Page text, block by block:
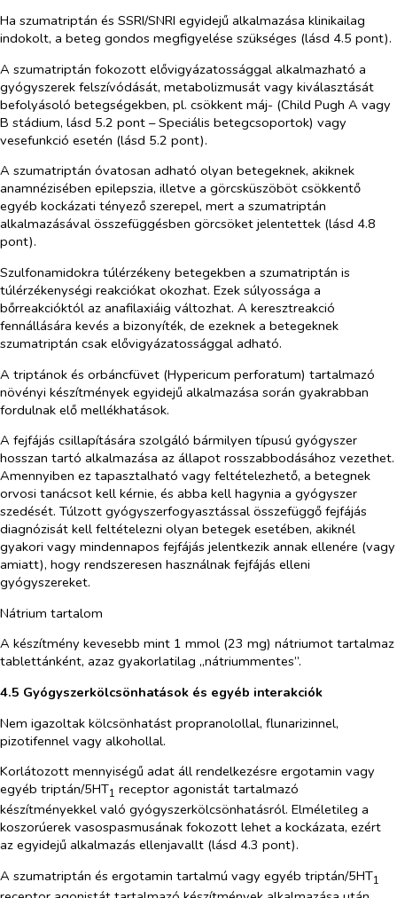
Ha szumatriptán és SSRI/SNRI egyidejű alkalmazása klinikailag
indokolt, a beteg gondos megfigyelése szükséges (lásd 4.5 pont).
A szumatriptán fokozott elővigyázatossággal alkalmazható a
gyógyszerek felszívódását, metabolizmusát vagy kiválasztását
befolyásoló betegségekben, pl. csökkent máj- (Child Pugh A vagy
B stádium, lásd 5.2 pont – Speciális betegcsoportok) vagy
vesefunkció esetén (lásd 5.2 pont).
A szumatriptán óvatosan adható olyan betegeknek, akiknek
anamnézisében epilepszia, illetve a görcsküszöböt csökkentő
egyéb kockázati tényező szerepel, mert a szumatriptán
alkalmazásával összefüggésben görcsöket jelentettek (lásd 4.8
pont).
Szulfonamidokra túlérzékeny betegekben a szumatriptán is
túlérzékenységi reakciókat okozhat. Ezek súlyossága a
bőrreakcióktól az anafilaxiáig változhat. A keresztreakció
fennállására kevés a bizonyíték, de ezeknek a betegeknek
szumatriptán csak elővigyázatossággal adható.
A triptánok és orbáncfüvet (Hypericum perforatum) tartalmazó
növényi készítmények egyidejű alkalmazása során gyakrabban
fordulnak elő mellékhatások.
A fejfájás csillapítására szolgáló bármilyen típusú gyógyszer
hosszan tartó alkalmazása az állapot rosszabbodásához vezethet.
Amennyiben ez tapasztalható vagy feltételezhető, a betegnek
orvosi tanácsot kell kérnie, és abba kell hagynia a gyógyszer
szedését. Túlzott gyógyszerfogyasztással összefüggő fejfájás
diagnózisát kell feltételezni olyan betegek esetében, akiknél
gyakori vagy mindennapos fejfájás jelentkezik annak ellenére (vagy
amiatt), hogy rendszeresen használnak fejfájás elleni
gyógyszereket.
Nátrium tartalom
A készítmény kevesebb mint 1 mmol (23 mg) nátriumot tartalmaz
tablettánként, azaz gyakorlatilag „nátriummentes”.
4.5 Gyógyszerkölcsönhatások és egyéb interakciók
Nem igazoltak kölcsönhatást propranolollal, flunarizinnel,
pizotifennel vagy alkohollal.
Korlátozott mennyiségű adat áll rendelkezésre ergotamin vagy
egyéb triptán/5HT1 receptor agonistát tartalmazó
készítményekkel való gyógyszerkölcsönhatásról. Elméletileg a
koszorúerek vasospasmusának fokozott lehet a kockázata, ezért
az egyidejű alkalmazás ellenjavallt (lásd 4.3 pont).
A szumatriptán és ergotamin tartalmú vagy egyéb triptán/5HT1